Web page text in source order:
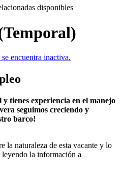
disponibles
encuentra inactiva.
tienes experiencia en el manejo
seguimos creciendo y
barco!
la naturaleza de esta vacante y lo
leyendo la información a